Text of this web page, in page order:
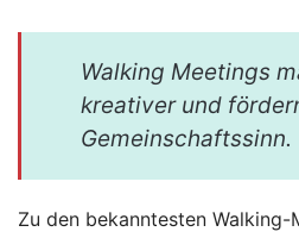
Walking Meetings
kreativer und
Gemeinschaftssinn.
Zu den bekanntesten Walking-